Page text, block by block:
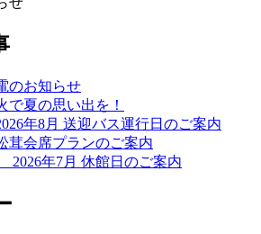
のお知らせ
で夏の思い出を！
年8月 送迎バス運行日のご案内
茸会席プランのご案内
2026年7月 休館日のご案内